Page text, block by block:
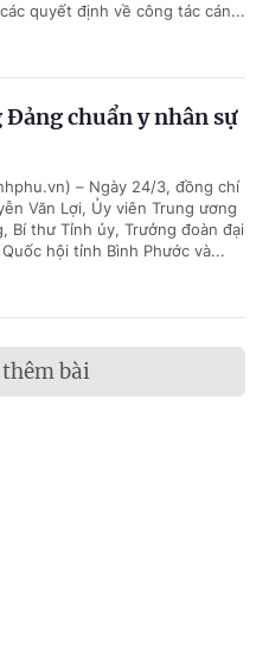
quyết định về công tác cán...
chuẩn y nhân sự
– Ngày 24/3, đồng chí
Văn Lợi, Ủy viên Trung ương
Bí thư Tỉnh ủy, Trưởng đoàn đại
hội tỉnh Bình Phước và...
bài